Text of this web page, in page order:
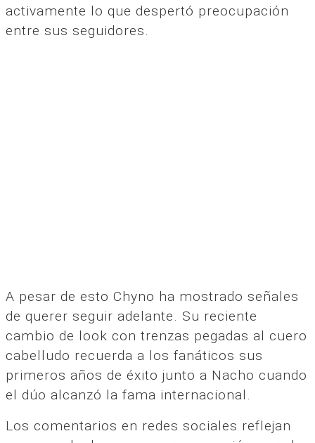
activamente lo que despertó preocupación
entre sus seguidores.
A pesar de esto Chyno ha mostrado señales
de querer seguir adelante. Su reciente
cambio de look con trenzas pegadas al cuero
cabelludo recuerda a los fanáticos sus
primeros años de éxito junto a Nacho cuando
el dúo alcanzó la fama internacional.
Los comentarios en redes sociales reflejan